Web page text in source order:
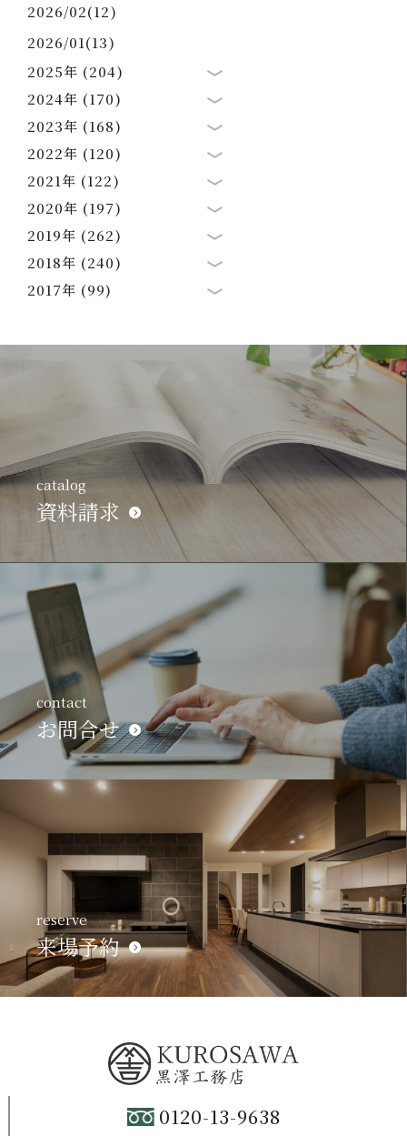
2026/02(12)
2026/01(13)
2025年 (204)
2024年 (170)
2023年 (168)
2022年 (120)
2021年 (122)
2020年 (197)
2019年 (262)
2018年 (240)
2017年 (99)
catalog
資料請求
contact
お問合せ
reserve
来場予約
0120-13-9638